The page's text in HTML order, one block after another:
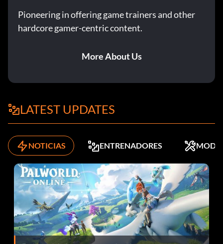
Pioneering in offering game trainers and other
hardcore gamer-centric content.
More About Us
LATEST UPDATES
NOTICIAS ENTRENADORES MODS